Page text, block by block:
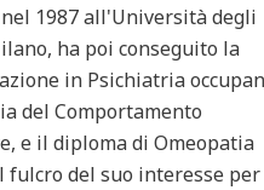
1987 all'Università degli
ha poi conseguito la
in Psichiatria
del Comportamento
e il diploma di Omeopatia
fulcro del suo interesse